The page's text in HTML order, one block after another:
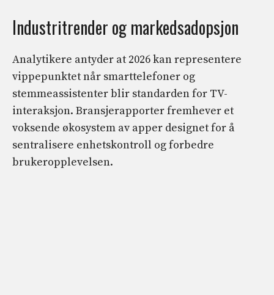
Industritrender og markedsadopsjon
Analytikere antyder at 2026 kan representere
vippepunktet når smarttelefoner og
stemmeassistenter blir standarden for TV-
interaksjon. Bransjerapporter fremhever et
voksende økosystem av apper designet for å
sentralisere enhetskontroll og forbedre
brukeropplevelsen.